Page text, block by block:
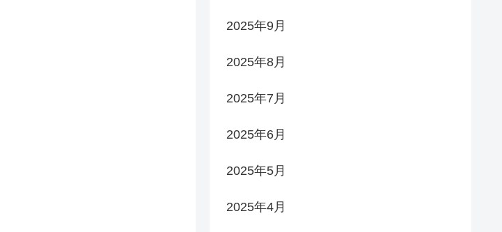
2025年9月
2025年8月
2025年7月
2025年6月
2025年5月
2025年4月